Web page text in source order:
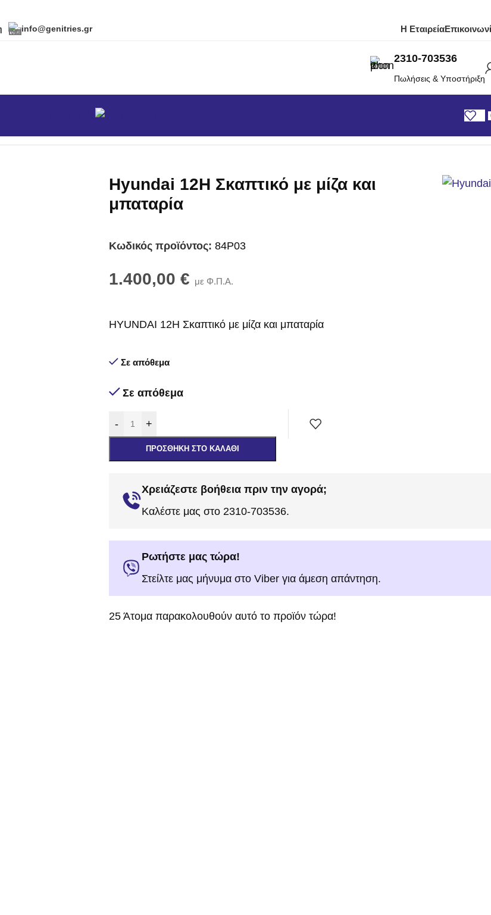
info@genitries.gr Η Εταιρεία
2310-703536
Πωλήσεις & Υποστήριξη
Hyundai 12H Σκαπτικό με μίζα και
μπαταρία
Κωδικός προϊόντος: 84P03
1.400,00 € με Φ.Π.Α.
HYUNDAI 12H Σκαπτικό με μίζα και μπαταρία
Σε απόθεμα
Σε απόθεμα
- +
ΠΡΟΣΘΉΚΗ ΣΤΟ ΚΑΛΆΘΙ
Χρειάζεστε βοήθεια πριν την αγορά;
Καλέστε μας στο 2310-703536.
Ρωτήστε μας τώρα!
Στείλτε μας μήνυμα στο Viber για άμεση απάντηση.
25 Άτομα παρακολουθούν αυτό το προϊόν τώρα!